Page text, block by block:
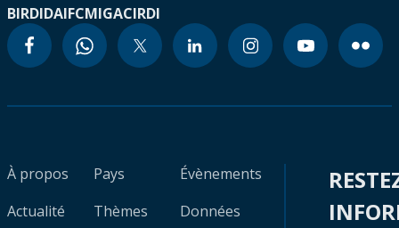
BIRDIDAIFCMIGACIRDI
À propos
Actualité
Pays
Thèmes
Évènements
Données